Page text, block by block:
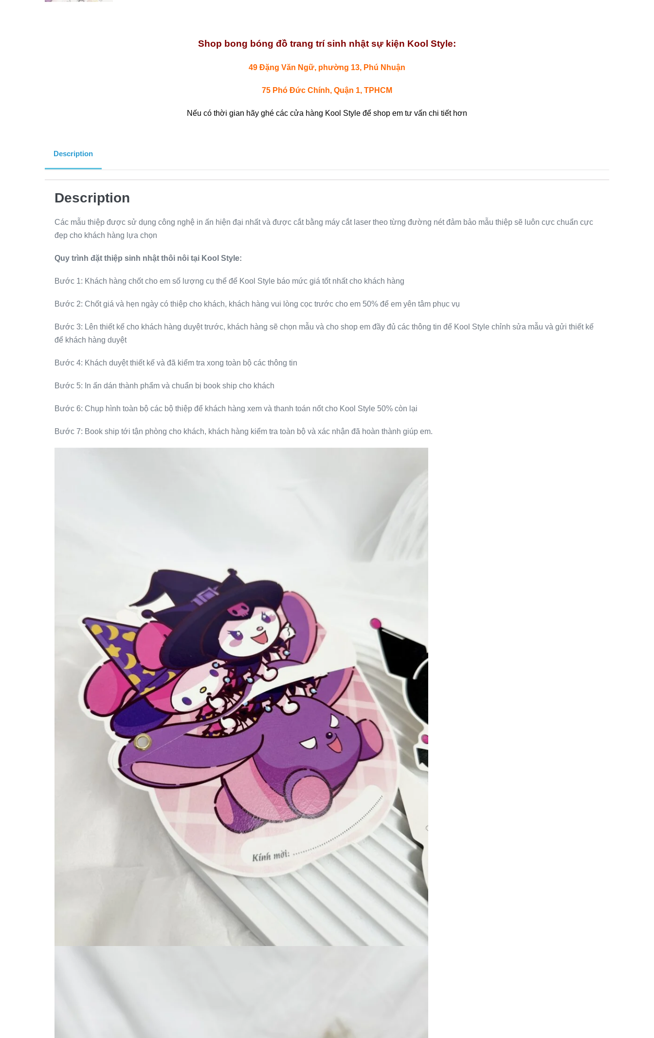
Shop bong bóng đồ trang trí sinh nhật sự kiện Kool Style:
49 Đặng Văn Ngữ, phường 13, Phú Nhuận
75 Phó Đức Chính, Quận 1, TPHCM
Nếu có thời gian hãy ghé các cửa hàng Kool Style để shop em tư vấn chi tiết hơn
Description
Description
Các mẫu thiệp được sử dụng công nghệ in ấn hiện đại nhất và được cắt bằng máy cắt laser theo từng đường nét đảm bảo mẫu thiệp sẽ luôn cực chuẩn cực
đẹp cho khách hàng lựa chọn
Quy trình đặt thiệp sinh nhật thôi nôi tại Kool Style:
Bước 1: Khách hàng chốt cho em số lượng cụ thể để Kool Style báo mức giá tốt nhất cho khách hàng
Bước 2: Chốt giá và hẹn ngày có thiệp cho khách, khách hàng vui lòng cọc trước cho em 50% để em yên tâm phục vụ
Bước 3: Lên thiết kế cho khách hàng duyệt trước, khách hàng sẽ chọn mẫu và cho shop em đầy đủ các thông tin để Kool Style chỉnh sửa mẫu và gửi thiết kế
để khách hàng duyệt
Bước 4: Khách duyệt thiết kế và đã kiểm tra xong toàn bộ các thông tin
Bước 5: In ấn dán thành phẩm và chuẩn bị book ship cho khách
Bước 6: Chụp hình toàn bộ các bộ thiệp để khách hàng xem và thanh toán nốt cho Kool Style 50% còn lại
Bước 7: Book ship tới tận phòng cho khách, khách hàng kiểm tra toàn bộ và xác nhận đã hoàn thành giúp em.